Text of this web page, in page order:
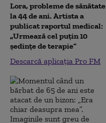
Lora, probleme de sănătate
la 44 de ani. Artista a
publicat raportul medical:
„Urmează cel puțin 10
ședințe de terapie”
Descarcă aplicația Pro FM